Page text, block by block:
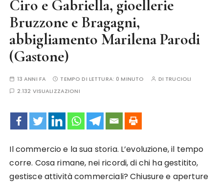
Ciro e Gabriella, gioellerie
Bruzzone e Bragagni,
abbigliamento Marilena Parodi
(Gastone)
13 ANNI FA TEMPO DI LETTURA: 0 MINUTO DI TRUCIOLI
2.132 VISUALIZZAZIONI
Il commercio e la sua storia. L’evoluzione, il tempo
corre. Cosa rimane, nei ricordi, di chi ha gestitito,
gestisce attività commerciali? Chiusure e aperture